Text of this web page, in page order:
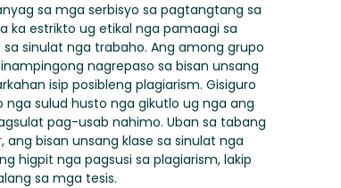
sa mga serbisyo sa pagtangtang sa
ka estrikto ug etikal nga pamaagi sa
sinulat nga trabaho. Ang among grupo
nagrepaso sa bisan unsang
isip posibleng plagiarism. Gisiguro
nga sulud husto nga gikutlo ug nga ang
pag-usab nahimo. Uban sa tabang
bisan unsang klase sa sinulat nga
higpit nga pagsusi sa plagiarism, lakip
sa mga tesis.